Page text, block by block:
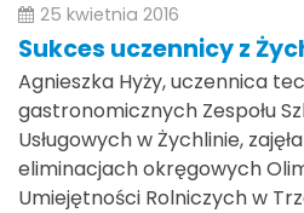
25 kwietnia 2016
Sukces uczennicy z
Agnieszka Hyży, uczennica
gastronomicznych Zespołu
Usługowych w Żychlinie,
eliminacjach okręgowych
Umiejętności Rolniczych w